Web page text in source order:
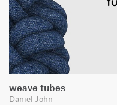
weave tubes
Daniel John